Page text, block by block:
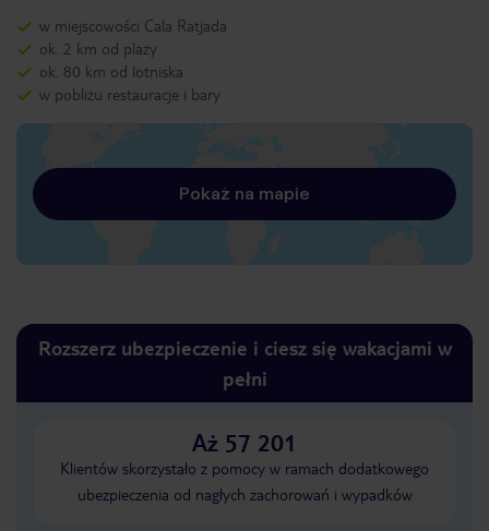
w miejscowości Cala Ratjada
ok. 2 km od plaży
ok. 80 km od lotniska
w pobliżu restauracje i bary
Pokaż na mapie
Rozszerz ubezpieczenie i ciesz się wakacjami w
pełni
Aż 57 201
Klientów skorzystało z pomocy w ramach dodatkowego
ubezpieczenia od nagłych zachorowań i wypadków